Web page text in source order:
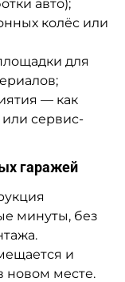
авто);
колёс или
для
— как
сервис-
гаражей
минуты, без
и
новом месте.